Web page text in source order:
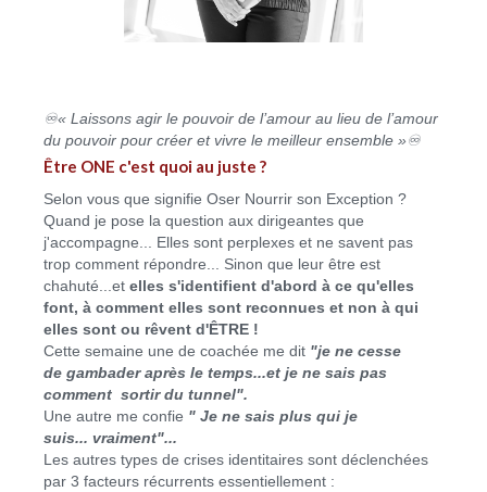
♾« Laissons agir le pouvoir de l’amour au lieu de l’amour
du pouvoir pour créer et vivre le meilleur ensemble »♾
Être ONE c'est quoi au juste ?
Selon vous que signifie Oser Nourrir son Exception ?
Quand je pose la question aux dirigeantes que
j'accompagne... Elles sont perplexes et ne savent pas
trop comment répondre... Sinon que leur être est
chahuté...et elles s'identifient d'abord à ce qu'elles
font, à comment elles sont reconnues et non à qui
elles sont ou rêvent d'ÊTRE !
Cette semaine une de coachée me dit "je ne cesse
de gambader après le temps...et je ne sais pas
comment sortir du tunnel".
Une autre me confie " Je ne sais plus qui je
suis... vraiment"...
Les autres types de crises identitaires sont déclenchées
par 3 facteurs récurrents essentiellement :